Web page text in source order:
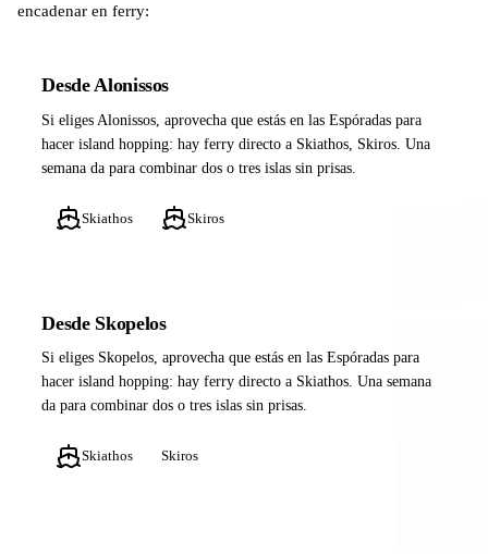
encadenar en ferry:
Desde Alonissos
Si eliges Alonissos, aprovecha que estás en las Espóradas para
hacer island hopping: hay ferry directo a Skiathos, Skiros. Una
semana da para combinar dos o tres islas sin prisas.
Skiathos Skiros
Desde Skopelos
Si eliges Skopelos, aprovecha que estás en las Espóradas para
hacer island hopping: hay ferry directo a Skiathos. Una semana
da para combinar dos o tres islas sin prisas.
Skiathos Skiros